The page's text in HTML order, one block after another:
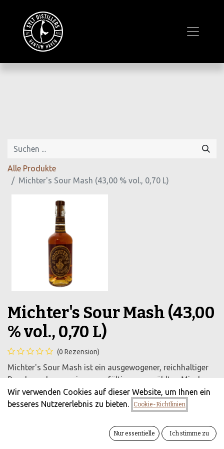
Alle Produkte
Michter's Sour Mash (43,00 % vol., 0,70 L)
Michter's Sour Mash (43,00
% vol., 0,70 L)
(0 Rezension)
Michter's Sour Mash ist ein ausgewogener, reichhaltiger
Bourbon, der aus einer sorgfältig ausgewählten Mischung
von Mais, Roggen und Malz hergestellt wird und für seine
komplexen Aromen von Vanille, Karamell und einem
zzgl. VersandkostenAlle Preise inkl.
Wir verwenden Cookies auf dieser Website, um Ihnen ein
besseres Nutzererlebnis zu bieten.
Cookie-Richtlinien
Nur essentielle Ich stimme zu